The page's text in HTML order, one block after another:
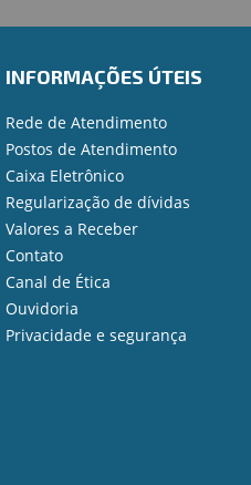
INFORMAÇÕES ÚTEIS
Rede de Atendimento
Postos de Atendimento
Caixa Eletrônico
Regularização de dívidas
Valores a Receber
Contato
Canal de Ética
Ouvidoria
Privacidade e segurança